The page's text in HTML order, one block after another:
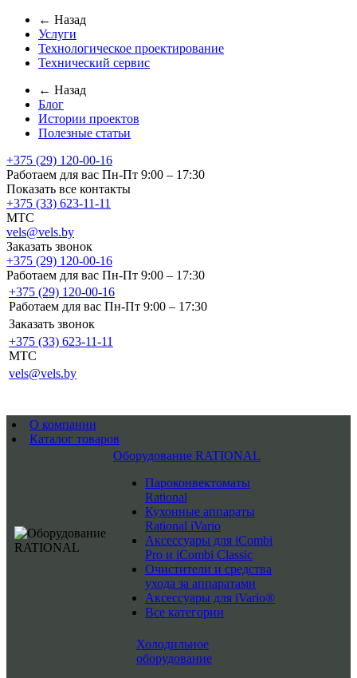
← Назад
Услуги
Технологическое проектирование
Технический сервис
← Назад
Блог
Истории проектов
Полезные статьи
+375 (29) 120-00-16
Работаем для вас Пн-Пт 9:00 – 17:30
Показать все контакты
+375 (33) 623-11-11
MTC
vels@vels.by
Заказать звонок
+375 (29) 120-00-16
Работаем для вас Пн-Пт 9:00 – 17:30
+375 (29) 120-00-16
Работаем для вас Пн-Пт 9:00 – 17:30
Заказать звонок
+375 (33) 623-11-11
MTC
vels@vels.by
О компании
Каталог товаров
Оборудование RATIONAL
Пароконвектоматы
Rational
Кухонные аппараты
Rational iVario
Аксессуары для iCombi
Pro и iCombi Classic
Очистители и средства
ухода за аппаратами
Аксессуары для iVario®
Все категории
Холодильное
оборудование